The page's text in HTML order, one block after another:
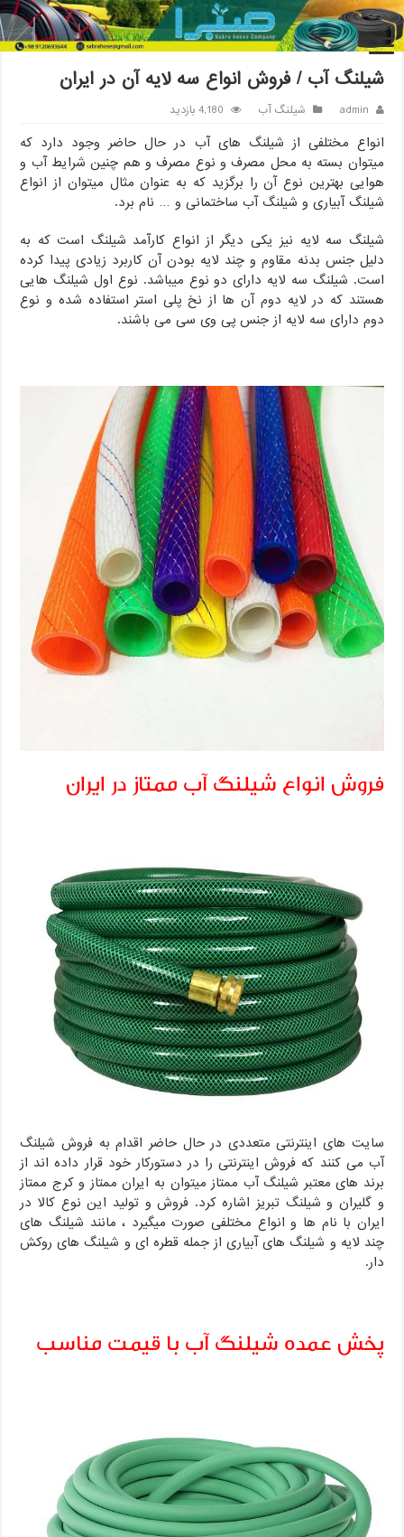
خانه / شیلنگ آب / شیلنگ آب / فروش انواع سه لایه آن در ایران
شیلنگ آب / فروش انواع سه لایه آن در ایران
admin شیلنگ آب 4,180 بازدید
انواع مختلفی از شیلنگ های آب در حال حاضر وجود دارد که
میتوان بسته به محل مصرف و نوع مصرف و هم چنین شرایط آب و
هوایی بهترین نوع آن را برگزید که به عنوان مثال میتوان از انواع
شیلنگ آبیاری و شیلنگ آب ساختمانی و … نام برد.
شیلنگ سه لایه نیز یکی دیگر از انواع کارآمد شیلنگ است که به
دلیل جنس بدنه مقاوم و چند لایه بودن آن کاربرد زیادی پیدا کرده
است. شیلنگ سه لایه دارای دو نوع میباشد. نوع اول شیلنگ هایی
هستند که در لایه دوم آن ها از نخ پلی استر استفاده شده و نوع
دوم دارای سه لایه از جنس پی وی سی می باشند.
فروش انواع شیلنگ آب ممتاز در ایران
سایت های اینترنتی متعددی در حال حاضر اقدام به فروش شیلنگ
آب می کنند که فروش اینترنتی را در دستورکار خود قرار داده اند از
برند های معتبر شیلنگ آب ممتاز میتوان به ایران ممتاز و کرج ممتاز
و گلیران و شیلنگ تبریز اشاره کرد. فروش و تولید این نوع کالا در
ایران با نام ها و انواع مختلفی صورت میگیرد ، مانند شیلنگ های
چند لایه و شیلنگ های آبیاری از جمله قطره ای و شیلنگ های روکش
دار.
پخش عمده شیلنگ آب با قیمت مناسب